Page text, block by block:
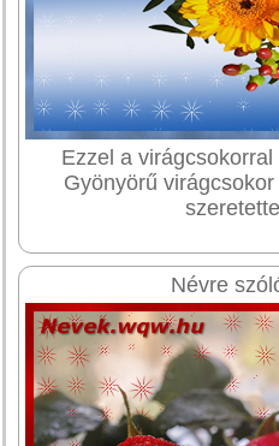
Ezzel a
Gyönyörű
Névre